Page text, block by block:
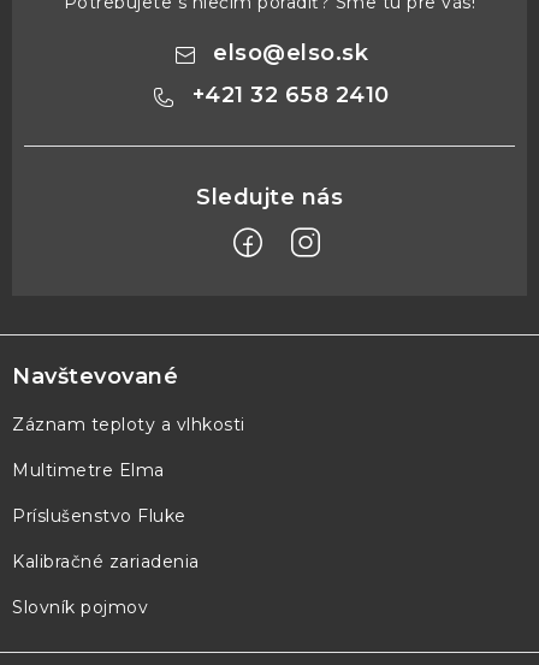
elso@elso.sk
+421 32 658 2410
á
p
ä
e
Navštevované
Záznam teploty a vlhkosti
Multimetre Elma
Príslušenstvo Fluke
Kalibračné zariadenia
Slovník pojmov